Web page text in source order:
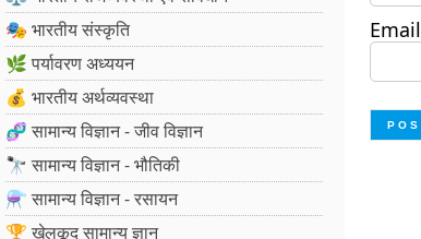
🎭 भारतीय संस्कृति
🌿 पर्यावरण अध्ययन
💰 भारतीय अर्थव्यवस्था
🧬 सामान्य विज्ञान - जीव विज्ञान
🔭 सामान्य विज्ञान - भौतिकी
⚗️ सामान्य विज्ञान - रसायन
🏆 खेलकूद सामान्य ज्ञान
Email